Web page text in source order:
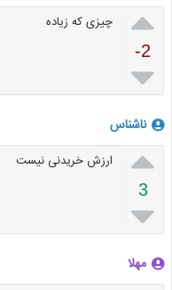

-2

چیزی که زیاده
ناشناس

3

ارزش خریدنی نیست
مهلا